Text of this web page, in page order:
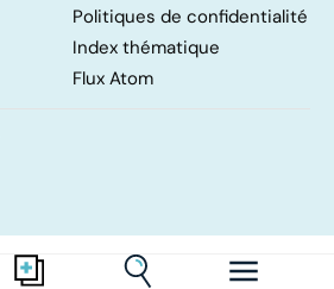
Politiques de confidentialité
Index thématique
Flux Atom